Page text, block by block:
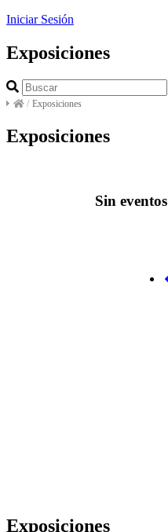
Iniciar Sesión
Exposiciones
/ Exposiciones
Exposiciones
Sin
Exposiciones